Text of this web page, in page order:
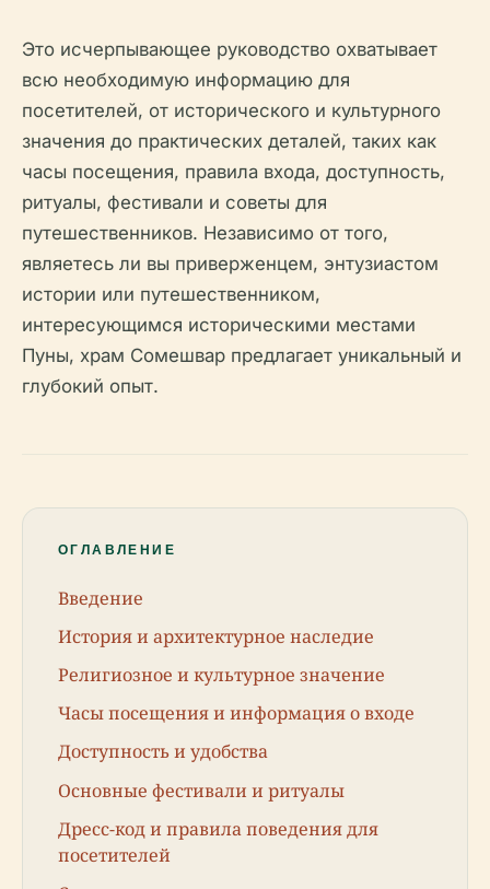
Это исчерпывающее руководство охватывает
всю необходимую информацию для
посетителей, от исторического и культурного
значения до практических деталей, таких как
часы посещения, правила входа, доступность,
ритуалы, фестивали и советы для
путешественников. Независимо от того,
являетесь ли вы приверженцем, энтузиастом
истории или путешественником,
интересующимся историческими местами
Пуны, храм Сомешвар предлагает уникальный и
глубокий опыт.
ОГЛАВЛЕНИЕ
Введение
История и архитектурное наследие
Религиозное и культурное значение
Часы посещения и информация о входе
Доступность и удобства
Основные фестивали и ритуалы
Дресс-код и правила поведения для
посетителей